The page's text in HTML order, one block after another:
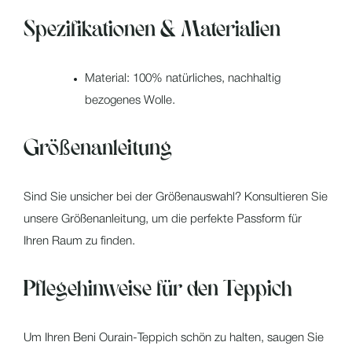
Spezifikationen & Materialien
Material: 100% natürliches, nachhaltig
bezogenes Wolle.
Größenanleitung
Sind Sie unsicher bei der Größenauswahl? Konsultieren Sie
unsere Größenanleitung, um die perfekte Passform für
Ihren Raum zu finden.
Pflegehinweise für den Teppich
Um Ihren Beni Ourain-Teppich schön zu halten, saugen Sie